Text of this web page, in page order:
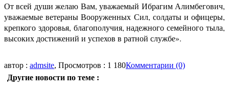
От всей души желаю Вам, уважаемый Ибрагим Алимбегович,
уважаемые ветераны Вооруженных Сил, солдаты и офицеры,
крепкого здоровья, благополучия, надежного семейного тыла,
высоких достижений и успехов в ратной службе».
автор : admsite, Просмотров : 1 180Комментарии (0)
Другие новости по теме :